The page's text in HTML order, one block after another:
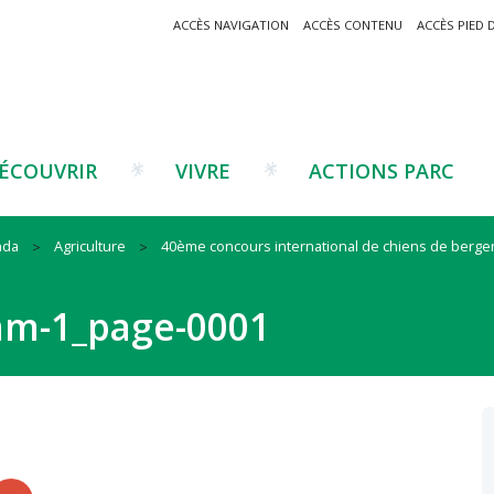
ACCÈS NAVIGATION ACCÈS CONTENU ACCÈS PIED
Traditions catalanes
Musées et sites
VIVRE
marque Valeurs Parc
ACTIONS PARC
Agriculture
Forêt-bois
Filières émergentes
Agriculture
40ème concours international de chiens de
1_page-0001